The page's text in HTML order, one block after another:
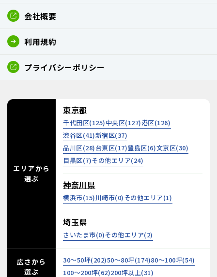
会社概要
利用規約
プライバシーポリシー
エリアから
選ぶ
東京都
千代田区(125)中央区(127)港区(126)
渋谷区(41)新宿区(37)
品川区(28)台東区(17)豊島区(6)文京区(30)
目黒区(7)その他エリア(24)
神奈川県
横浜市(15)川崎市(0)その他エリア(1)
埼玉県
さいたま市(0)その他エリア(2)
広さから
選ぶ
30～50坪(202)50～80坪(174)80～100坪(54)
100～200坪(62)200坪以上(31)